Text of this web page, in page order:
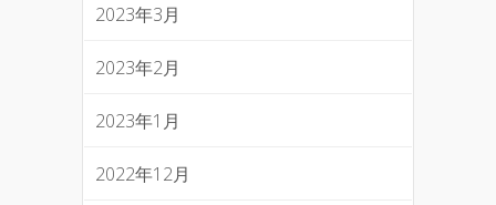
2023年3月
2023年2月
2023年1月
2022年12月